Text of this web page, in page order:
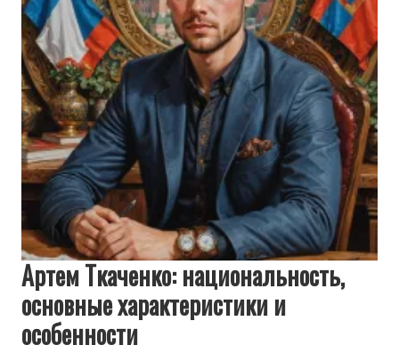
Артем Ткаченко: национальность,
основные характеристики и
особенности